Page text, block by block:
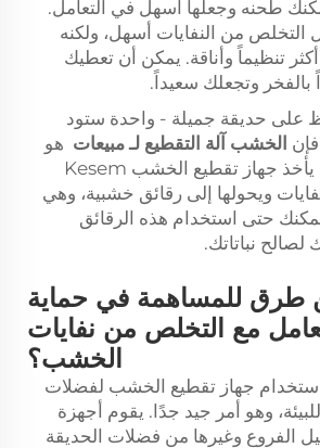
طحنه وجعلها أسهل في التعامل.
من النفايات أسهل، ولكنه
تنظيماً وأناقة. يمكن أن تعطيك
بالفخر وتجعلك سعيداً.
على حديقة جميلة - واحدة ستود
الخشب آلة التقطيع لـمبيعات هو
أداة رائعة لامتلاكها. يأخذ جهاز تقطيع الخشب Kesem
ويحولها إلى رقائق خشبية، وهي
حتى استخدام هذه الرقائق
نباتاتك.
للمساهمة في حماية
مع التخلص من نفايات
الخشب؟
استخدام جهاز تقطيع الخشب لفضلات
وهو أمر جيد جدًا. يقوم أجهزة
الفروع وغيرها من فضلات الحديقة